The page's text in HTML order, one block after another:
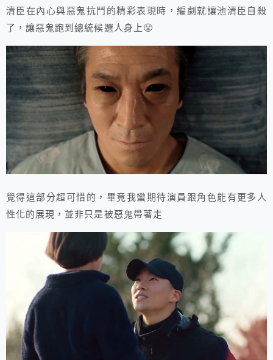
清臣在內心與惡鬼抗鬥的精彩表現時，編劇就讓池清臣自殺
了，讓惡鬼跑到總統候選人身上😤
覺得這部分超可惜的，畢竟我蠻期待演員跟角色能有更多人
性化的展現，並非只是被惡鬼帶著走